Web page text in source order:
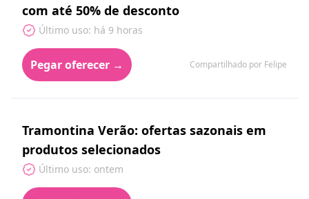
com até 50% de desconto
Último uso: há 9 horas
Pegar oferecer → Compartilhado por Felipe
Tramontina Verão: ofertas sazonais em
produtos selecionados
Último uso: ontem